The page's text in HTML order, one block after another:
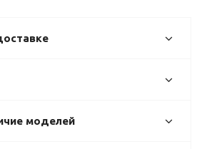
моделей